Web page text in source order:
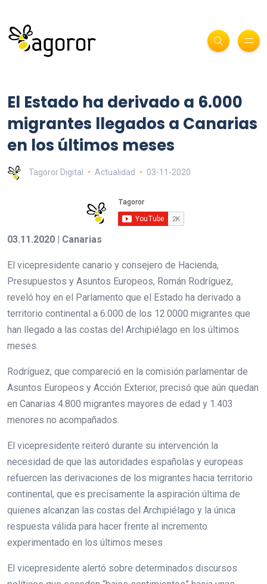
El Estado ha derivado a 6.000
migrantes llegados a Canarias
en los últimos meses
Tagoror Digital Actualidad 03-11-2020
03.11.2020 | Canarias
El vicepresidente canario y consejero de Hacienda,
Presupuestos y Asuntos Europeos, Román Rodríguez,
reveló hoy en el Parlamento que el Estado ha derivado a
territorio continental a 6.000 de los 12.0000 migrantes que
han llegado a las costas del Archipiélago en los últimos
meses.
Rodríguez, que compareció en la comisión parlamentar de
Asuntos Europeos y Acción Exterior, precisó que aún quedan
en Canarias 4.800 migrantes mayores de edad y 1.403
menores no acompañados.
El vicepresidente reiteró durante su intervención la
necesidad de que las autoridades españolas y europeas
refuercen las derivaciones de los migrantes hacia territorio
continental, que es precisamente la aspiración última de
quienes alcanzan las costas del Archipiélago y la única
respuesta válida para hacer frente al incremento
experimentado en los últimos meses
El vicepresidente alertó sobre determinados discursos